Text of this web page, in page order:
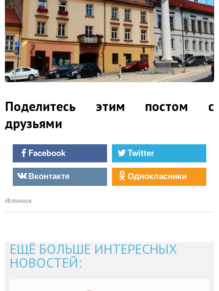
Поделитесь этим постом с
друзьями
Facebook
Twitter
Вконтакте
Однокласники
Источник
ЕЩЁ БОЛЬШЕ ИНТЕРЕСНЫХ
НОВОСТЕЙ: